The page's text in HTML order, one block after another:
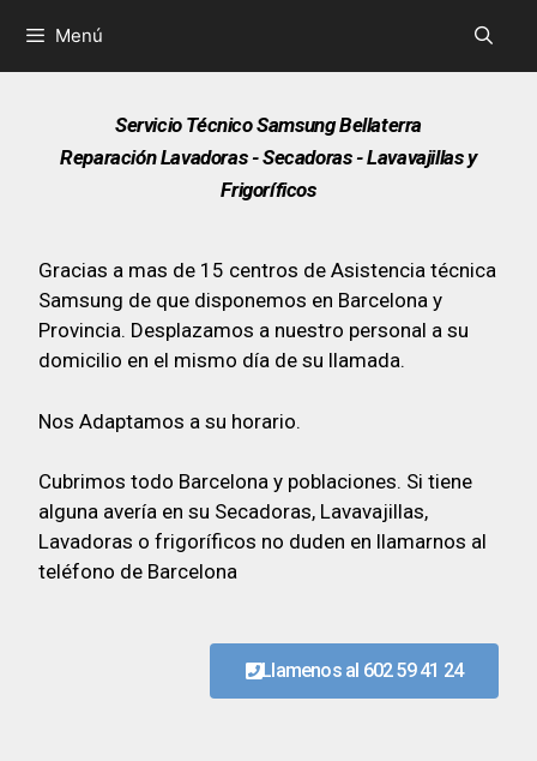
Menú
Servicio Técnico Samsung Bellaterra
Reparación Lavadoras - Secadoras - Lavavajillas y
Frigoríficos
Gracias a mas de 15 centros de Asistencia técnica
Samsung de que disponemos en Barcelona y
Provincia. Desplazamos a nuestro personal a su
domicilio en el mismo día de su llamada.
Nos Adaptamos a su horario.
Cubrimos todo Barcelona y poblaciones. Si tiene
alguna avería en su Secadoras, Lavavajillas,
Lavadoras o frigoríficos no duden en llamarnos al
teléfono de Barcelona
Llamenos al 602 59 41 24